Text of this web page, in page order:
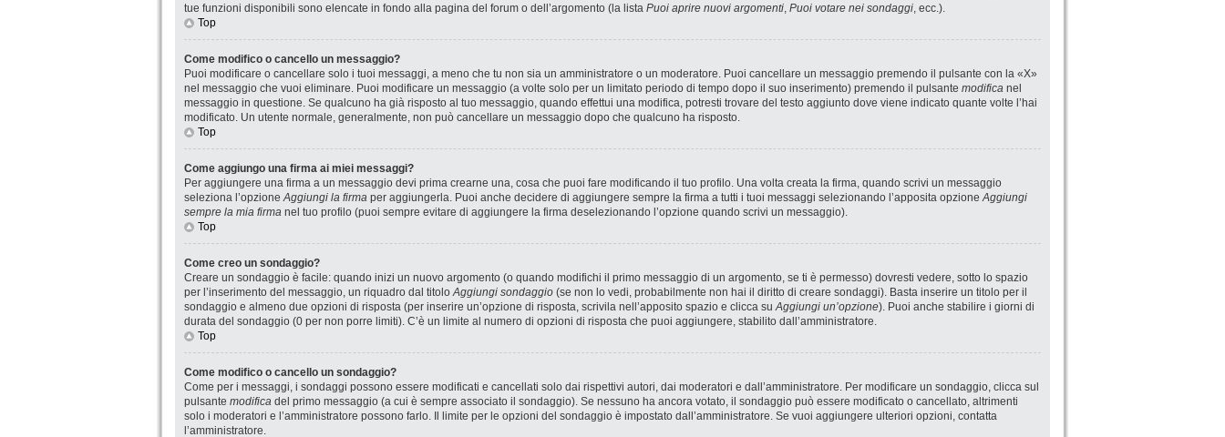
tue funzioni disponibili sono elencate in fondo alla pagina del forum o dell’argomento (la lista Puoi aprire nuovi argomenti, Puoi votare nei sondaggi, ecc.).
Top
Come modifico o cancello un messaggio?
Puoi modificare o cancellare solo i tuoi messaggi, a meno che tu non sia un amministratore o un moderatore. Puoi cancellare un messaggio premendo il pulsante con la «X»
nel messaggio che vuoi eliminare. Puoi modificare un messaggio (a volte solo per un limitato periodo di tempo dopo il suo inserimento) premendo il pulsante modifica nel
messaggio in questione. Se qualcuno ha già risposto al tuo messaggio, quando effettui una modifica, potresti trovare del testo aggiunto dove viene indicato quante volte l’hai
modificato. Un utente normale, generalmente, non può cancellare un messaggio dopo che qualcuno ha risposto.
Top
Come aggiungo una firma ai miei messaggi?
Per aggiungere una firma a un messaggio devi prima crearne una, cosa che puoi fare modificando il tuo profilo. Una volta creata la firma, quando scrivi un messaggio
seleziona l’opzioneAggiungi la firma per aggiungerla. Puoi anche decidere di aggiungere sempre la firma a tutti i tuoi messaggi selezionando l’apposita opzioneAggiungi
sempre la mia firma nel tuo profilo (puoi sempre evitare di aggiungere la firma deselezionando l’opzione quando scrivi un messaggio).
Top
Come creo un sondaggio?
Creare un sondaggio è facile: quando inizi un nuovo argomento (o quando modifichi il primo messaggio di un argomento, se ti è permesso) dovresti vedere, sotto lo spazio
per l’inserimento del messaggio, un riquadro dal titoloAggiungi sondaggio (se non lo vedi, probabilmente non hai il diritto di creare sondaggi). Basta inserire un titolo per il
sondaggio e almeno due opzioni di risposta (per inserire un’opzione di risposta, scrivila nell’apposito spazio e clicca suAggiungi un’opzione). Puoi anche stabilire i giorni di
durata del sondaggio (0 per non porre limiti). C’è un limite al numero di opzioni di risposta che puoi aggiungere, stabilito dall’amministratore.
Top
Come modifico o cancello un sondaggio?
Come per i messaggi, i sondaggi possono essere modificati e cancellati solo dai rispettivi autori, dai moderatori e dall’amministratore. Per modificare un sondaggio, clicca sul
pulsante modifica del primo messaggio (a cui è sempre associato il sondaggio). Se nessuno ha ancora votato, il sondaggio può essere modificato o cancellato, altrimenti
solo i moderatori e l’amministratore possono farlo. Il limite per le opzioni del sondaggio è impostato dall’amministratore. Se vuoi aggiungere ulteriori opzioni, contatta
l’amministratore.